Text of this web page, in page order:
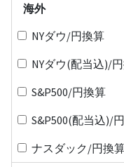
海外
NYダウ/円換算
NYダウ(配当込)/
S&P500/円換算
S&P500(配当込)/
ナスダック/円換